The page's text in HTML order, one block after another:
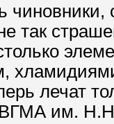
так
лечат
им. Н.Н.